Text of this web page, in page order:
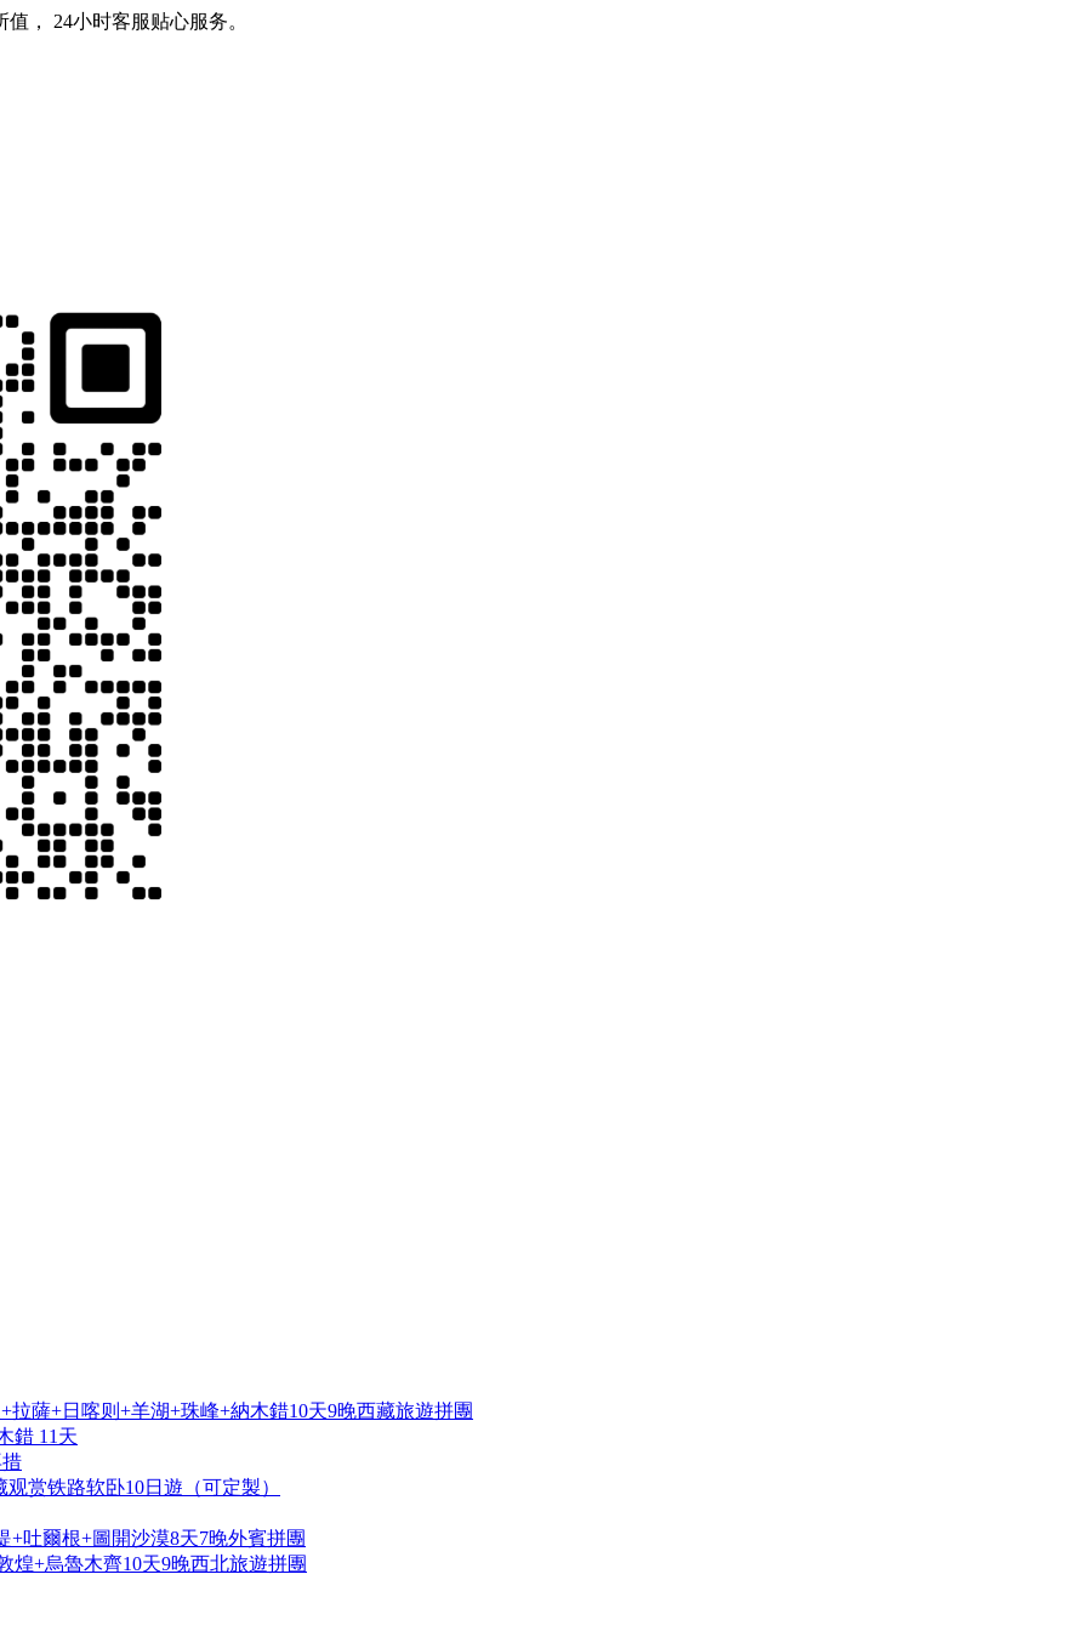
， 24小时客服贴心服务。
薩+日喀则+羊湖+珠峰+納木錯10天9晚西藏旅遊拼團
錯 11天
赏铁路软卧10日遊（可定製）
吐爾根+圖開沙漠8天7晚外賓拼團
煌+烏魯木齊10天9晚西北旅遊拼團